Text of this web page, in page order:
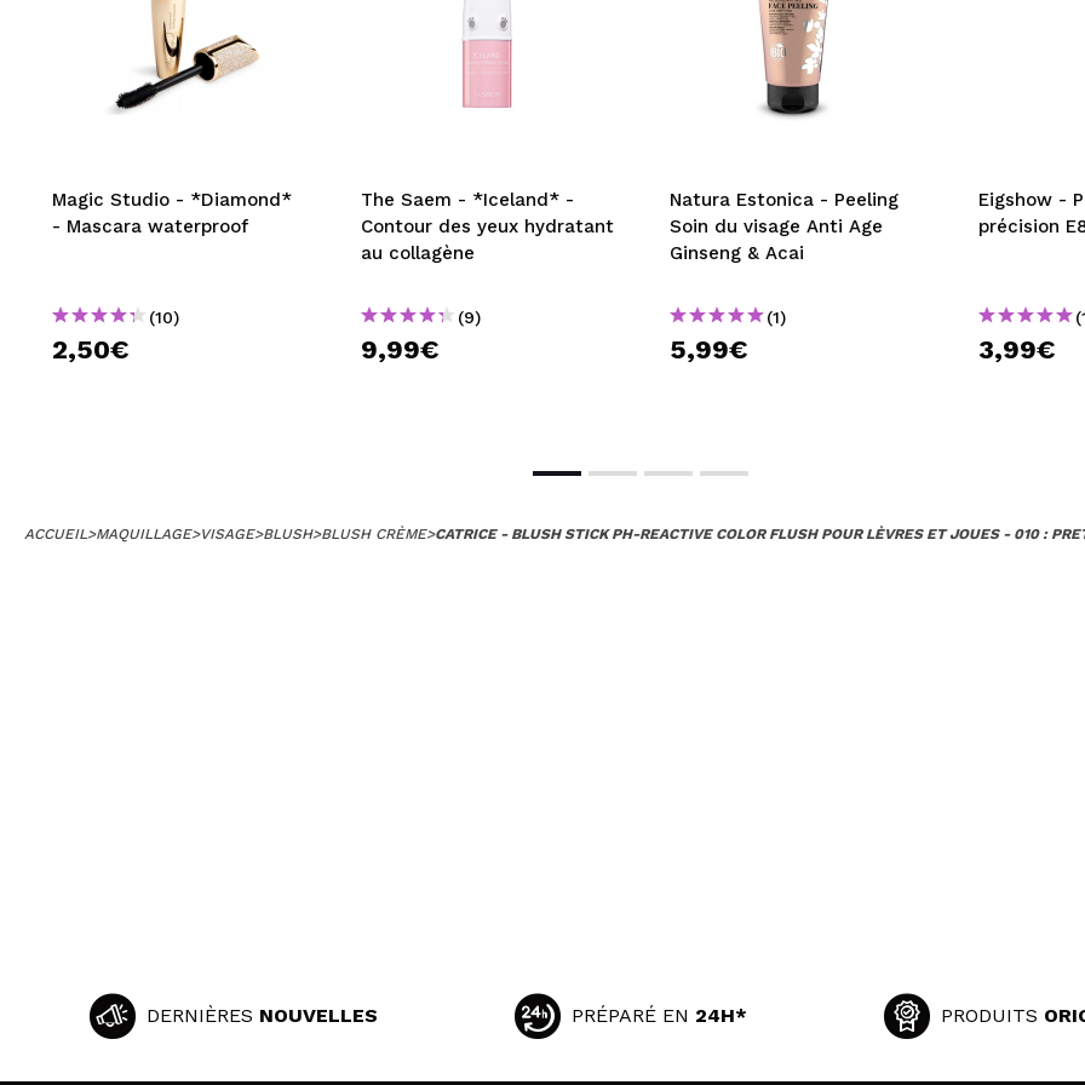
Magic Studio - *Diamond*
- Mascara waterproof
(10)
2,50€
The Saem - *Iceland* -
Contour des yeux hydratant
au collagène
(9)
9,99€
Natura Estonica - Peeling
Soin du visage Anti Age
Ginseng & Acai
(1)
5,99€
Eigshow -
précision
3,99€
ACCUEIL>MAQUILLAGE>VISAGE>BLUSH>BLUSH CRÈME>CATRICE - BLUSH STICK PH-REACTIVE COLOR FLUSH POUR LÈVRES ET JOUES - 010 :
DERNIÈRES NOUVELLES PRÉPARÉ EN 24H* PRODUITS